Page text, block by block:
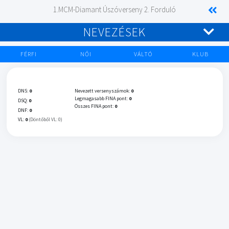
1.MCM-Diamant Úszóverseny 2. Forduló
NEVEZÉSEK
FÉRFI NŐI VÁLTÓ KLUB
DNS: 0
DSQ: 0
DNF: 0
VL: 0 (Döntőből VL: 0)
Nevezett versenyszámok: 0
Legmagasabb FINA pont: 0
Összes FINA pont: 0